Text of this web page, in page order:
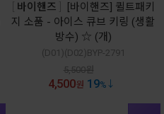
바이핸즈
[바이핸즈] 퀼트패키
지 소품 - 아이스 큐브 키링 (생활
방수) ☆ (개)
(D01)(D02)BYP-2791
5,500원
4,500원 19%